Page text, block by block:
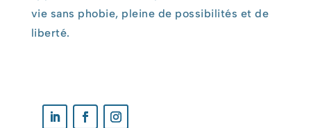
vie sans phobie, pleine de possibilités et de
liberté.